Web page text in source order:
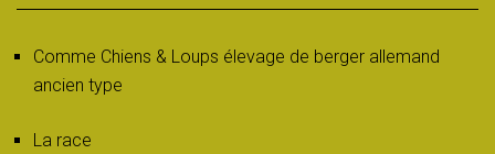
Comme Chiens & Loups élevage de berger allemand
ancien type
La race